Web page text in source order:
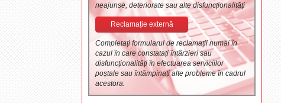
neajunse, deteriorate sau alte disfuncționalități
Reclamație externă
Completați formularul de reclamații numai în
cazul în care constatați întârzieri sau
disfuncționalități în efectuarea serviciilor
poștale sau întâmpinați alte probleme în cadrul
acestora.